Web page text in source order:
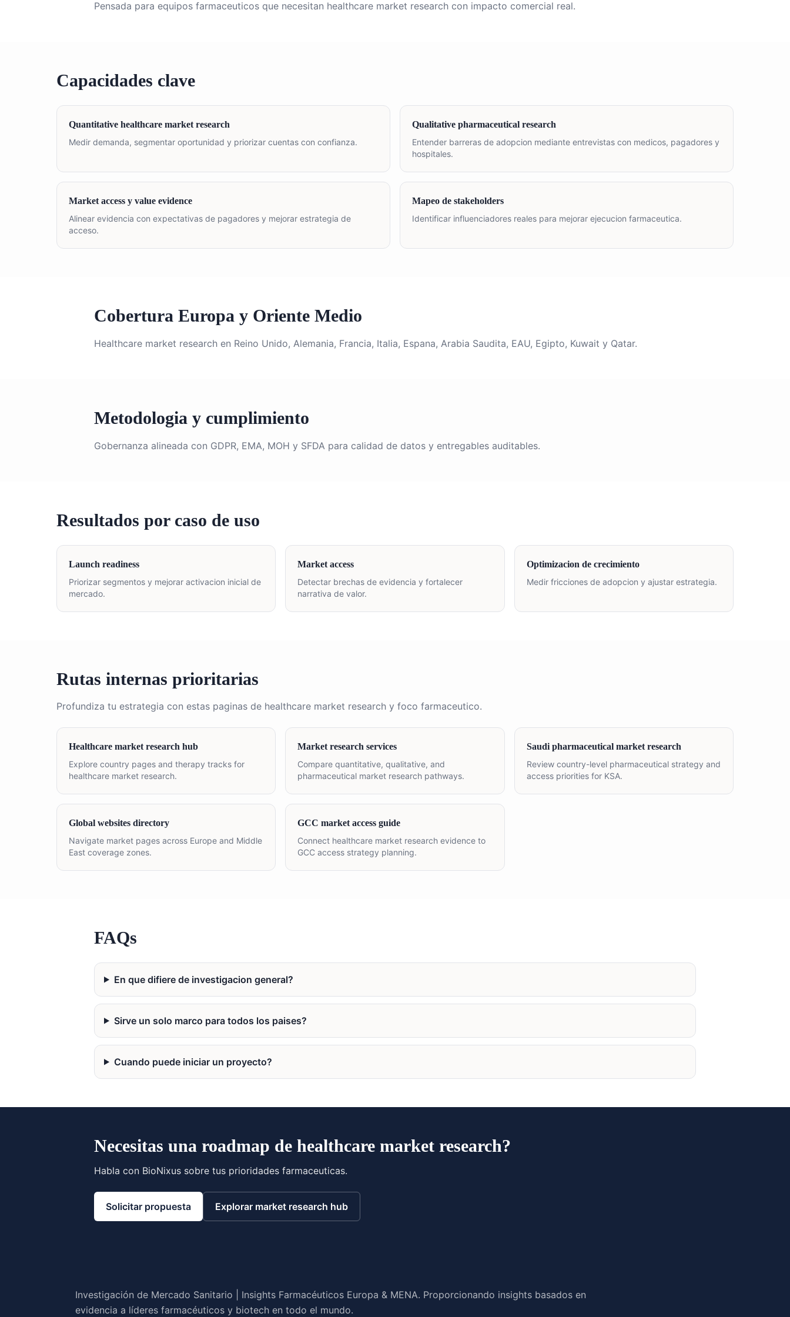
Pensada para equipos farmaceuticos que necesitan healthcare market research con impacto comercial real.
Capacidades clave
Quantitative healthcare market research
Medir demanda, segmentar oportunidad y priorizar cuentas con confianza.
Qualitative pharmaceutical research
Entender barreras de adopcion mediante entrevistas con medicos, pagadores y
hospitales.
Market access y value evidence
Alinear evidencia con expectativas de pagadores y mejorar estrategia de
acceso.
Mapeo de stakeholders
Identificar influenciadores reales para mejorar ejecucion farmaceutica.
Cobertura Europa y Oriente Medio
Healthcare market research en Reino Unido, Alemania, Francia, Italia, Espana, Arabia Saudita, EAU, Egipto, Kuwait y Qatar.
Metodologia y cumplimiento
Gobernanza alineada con GDPR, EMA, MOH y SFDA para calidad de datos y entregables auditables.
Resultados por caso de uso
Launch readiness
Priorizar segmentos y mejorar activacion inicial de
mercado.
Market access
Detectar brechas de evidencia y fortalecer
narrativa de valor.
Optimizacion de crecimiento
Medir fricciones de adopcion y ajustar estrategia.
Rutas internas prioritarias
Profundiza tu estrategia con estas paginas de healthcare market research y foco farmaceutico.
Healthcare market research hub
Explore country pages and therapy tracks for
healthcare market research.
Market research services
Compare quantitative, qualitative, and
pharmaceutical market research pathways.
Saudi pharmaceutical market research
Review country-level pharmaceutical strategy and
access priorities for KSA.
Global websites directory
Navigate market pages across Europe and Middle
East coverage zones.
GCC market access guide
Connect healthcare market research evidence to
GCC access strategy planning.
FAQs
En que difiere de investigacion general?
Sirve un solo marco para todos los paises?
Cuando puede iniciar un proyecto?
Necesitas una roadmap de healthcare market research?
Habla con BioNixus sobre tus prioridades farmaceuticas.
Solicitar propuesta Explorar market research hub
Investigación de Mercado Sanitario | Insights Farmacéuticos Europa & MENA. Proporcionando insights basados en
evidencia a líderes farmacéuticos y biotech en todo el mundo.